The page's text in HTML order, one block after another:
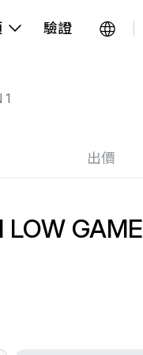
驗證
1
出價
LOW GAME